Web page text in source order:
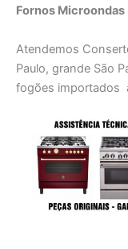
Fornos Microondas
Atendemos
Paulo, grande São
fogões importados